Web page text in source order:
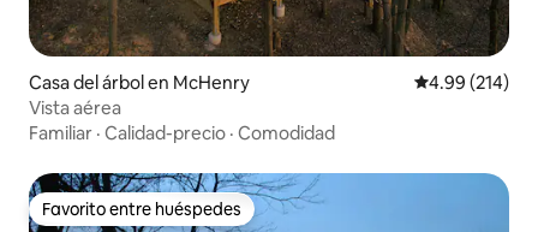
Casa del árbol en McHenry Calificación
4.99 (214)
Vista aérea
Familiar · Calidad-precio · Comodidad
Favorito entre huéspedes
Favorito entre huéspedes